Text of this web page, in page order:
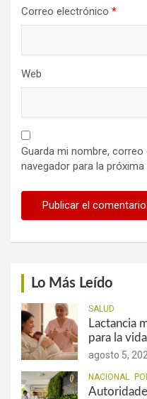
Correo electrónico *
Web
Guarda mi nombre,
navegador para la
Lo Más Leído
SALUD
Lactancia
para la vida
agosto 5,
NACIONAL